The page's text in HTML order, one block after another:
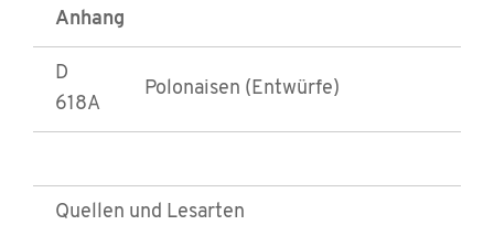
Anhang
D
618A
Polonaisen (Entwürfe)
Quellen und Lesarten